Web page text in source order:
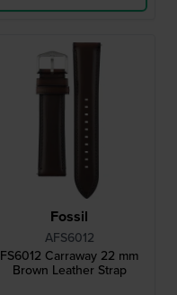
Fossil
AFS6012
FS6012 Carraway 22 mm
Brown Leather Strap